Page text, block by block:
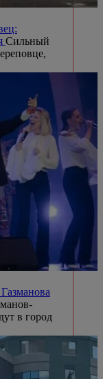
Сильный
в город